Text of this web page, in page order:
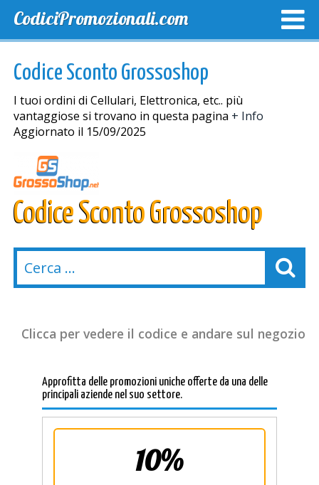
CodiciPromozionali.com
Codice Sconto Grossoshop
I tuoi ordini di Cellulari, Elettronica, etc.. più
vantaggiose si trovano in questa pagina + Info
Aggiornato il 15/09/2025
Codice Sconto Grossoshop
Clicca per vedere il codice e andare sul negozio
Approfitta delle promozioni uniche offerte da una delle
principali aziende nel suo settore.
10%